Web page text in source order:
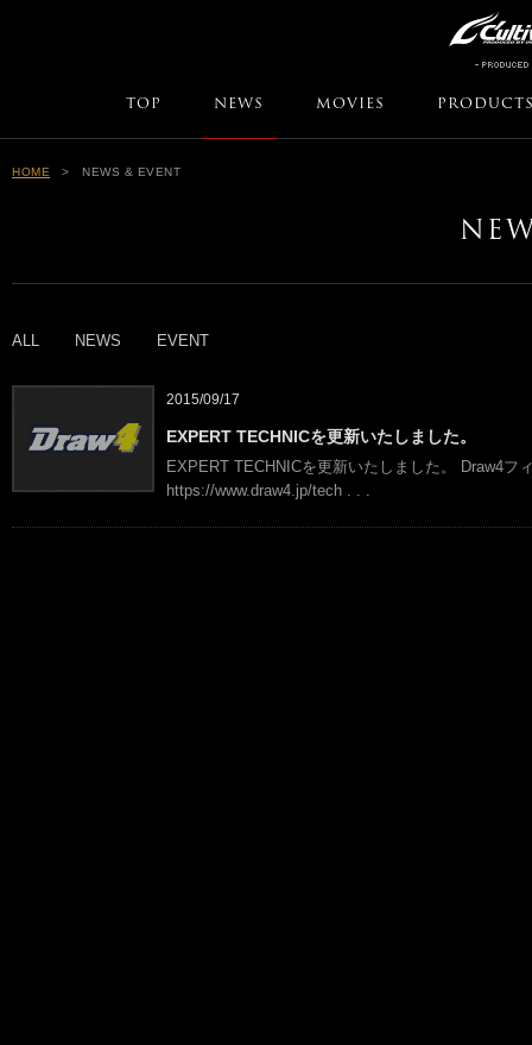
TOP NEWS MOVIES
HOME > NEWS & EVENT
ALL NEWS EVENT
2015/09/17
EXPERT TECHNICを更新いたしました。
EXPERT TECHNICを更新いたしました。 Draw4
https://www.draw4.jp/tech . . .